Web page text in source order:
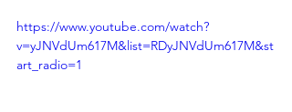
https://www.youtube.com/watch?
v=yJNVdUm617M&list=RDyJNVdUm617M&st
art_radio=1